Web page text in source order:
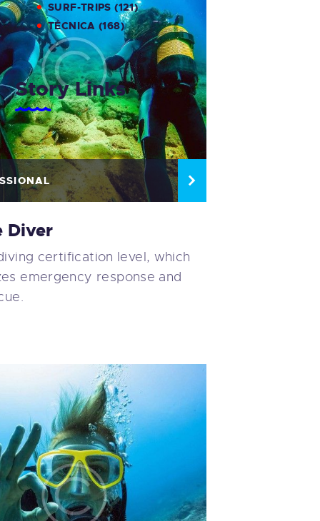
Diver
certification level, which
emergency response and
SURF-TRIPS (121)
TÉCNICA (168)
Story Links
ASTURIAS CLASES DE SURF
CLASES DE SURF ESPAÑA
CURSO DE SURF
EJERCICIOS PARA SURFERS
ESCUELA DE SURF ESPAÑA
ESCUELA DE SURF LAS DUNAS
ESCUELA DE SURF SALINAS
FAMILY SURFERS
JUNIO SURF ESPAÑA
KELLY SLATER